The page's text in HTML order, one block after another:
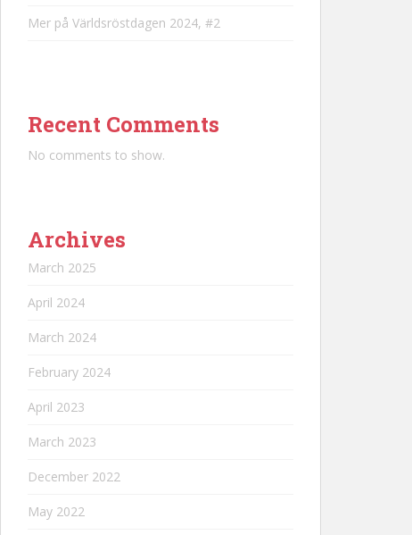
Mer på Världsröstdagen 2024, #2
Recent Comments
No comments to show.
Archives
March 2025
April 2024
March 2024
February 2024
April 2023
March 2023
December 2022
May 2022